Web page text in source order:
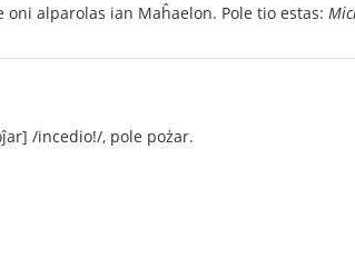
alparolas ian Maĥaelon. Pole tio estas:
/incedio!/, pole pożar.